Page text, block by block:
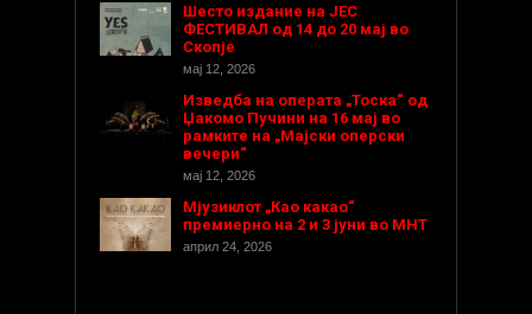
Шесто издание на ЈЕС
ФЕСТИВАЛ од 14 до 20 мај во
Скопје
мај 12, 2026
Изведба на операта „Тоска“ од
Џакомо Пучини на 16 мај во
рамките на „Мајски оперски
вечери“
мај 12, 2026
Мјузиклот „Као какао“
премиерно на 2 и 3 јуни во МНТ
април 24, 2026